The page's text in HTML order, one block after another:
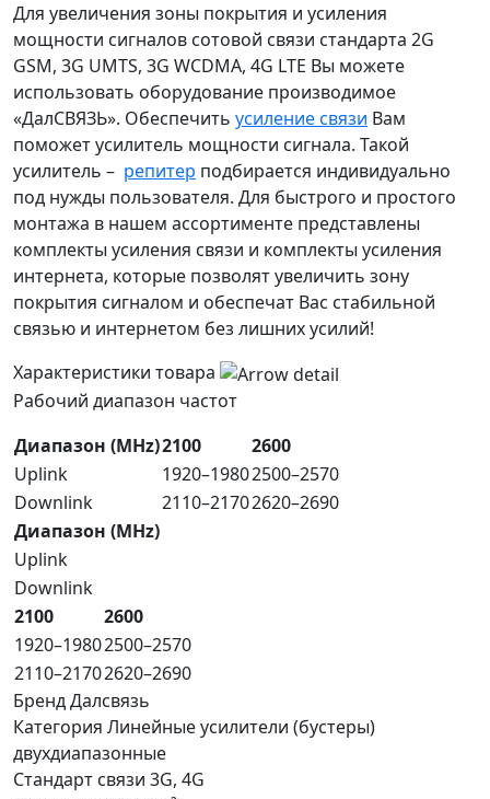
Для увеличения зоны покрытия и усиления
мощности сигналов сотовой связи стандарта 2G
GSM, 3G UMTS, 3G WCDMA, 4G LTE Вы можете
использовать оборудование производимое
«ДалСВЯЗЬ». Обеспечить усиление связи Вам
поможет усилитель мощности сигнала. Такой
усилитель – репитер подбирается индивидуально
под нужды пользователя. Для быстрого и простого
монтажа в нашем ассортименте представлены
комплекты усиления связи и комплекты усиления
интернета, которые позволят увеличить зону
покрытия сигналом и обеспечат Вас стабильной
связью и интернетом без лишних усилий!
Характеристики товара
Рабочий диапазон частот
Диапазон (MHz)2100
2600
Uplink
1920–19802500–2570
Downlink
2110–21702620–2690
Диапазон (MHz)
Uplink
Downlink
2100
2600
1920–19802500–2570
2110–21702620–2690
БрендДалсвязь
Категория Линейные усилители (бустеры)
двухдиапазонные
Стандарт связи 3G, 4G